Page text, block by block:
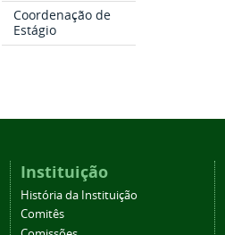
Coordenação de
Estágio
Instituição
História da Instituição
Comitês